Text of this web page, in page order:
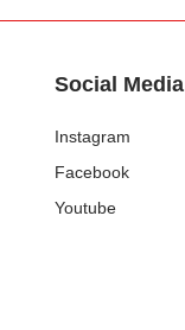
Social Media
Instagram
Facebook
Youtube